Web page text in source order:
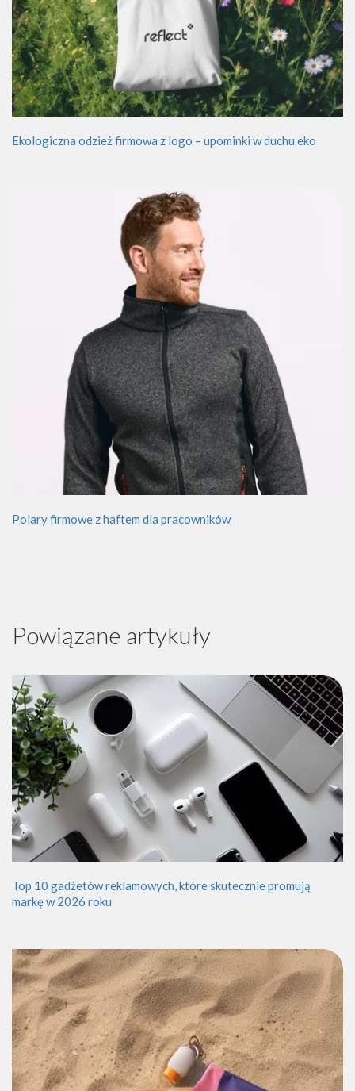
Ekologiczna odzież firmowa z logo – upominki w duchu eko
Polary firmowe z haftem dla pracowników
Powiązane artykuły
Top 10 gadżetów reklamowych, które skutecznie promują
markę w 2026 roku